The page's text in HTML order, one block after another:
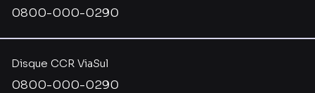
Disque CCR ViaSul
0800-000-0290
0800-000-0290